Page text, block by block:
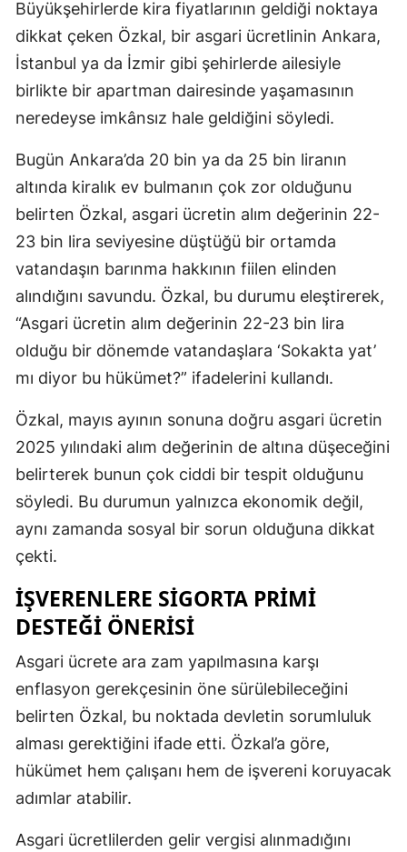
Büyükşehirlerde kira fiyatlarının geldiği noktaya
dikkat çeken Özkal, bir asgari ücretlinin Ankara,
İstanbul ya da İzmir gibi şehirlerde ailesiyle
birlikte bir apartman dairesinde yaşamasının
neredeyse imkânsız hale geldiğini söyledi.
Bugün Ankara’da 20 bin ya da 25 bin liranın
altında kiralık ev bulmanın çok zor olduğunu
belirten Özkal, asgari ücretin alım değerinin 22-
23 bin lira seviyesine düştüğü bir ortamda
vatandaşın barınma hakkının fiilen elinden
alındığını savundu. Özkal, bu durumu eleştirerek,
“Asgari ücretin alım değerinin 22-23 bin lira
olduğu bir dönemde vatandaşlara ‘Sokakta yat’
mı diyor bu hükümet?” ifadelerini kullandı.
Özkal, mayıs ayının sonuna doğru asgari ücretin
2025 yılındaki alım değerinin de altına düşeceğini
belirterek bunun çok ciddi bir tespit olduğunu
söyledi. Bu durumun yalnızca ekonomik değil,
aynı zamanda sosyal bir sorun olduğuna dikkat
çekti.
İŞVERENLERE SIGORTA PRIMI
DESTEĞI ÖNERISI
Asgari ücrete ara zam yapılmasına karşı
enflasyon gerekçesinin öne sürülebileceğini
belirten Özkal, bu noktada devletin sorumluluk
alması gerektiğini ifade etti. Özkal’a göre,
hükümet hem çalışanı hem de işvereni koruyacak
adımlar atabilir.
Asgari ücretlilerden gelir vergisi alınmadığını